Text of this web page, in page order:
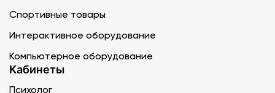
Спортивные товары
Интерактивное оборудование
Компьютерное оборудование
Кабинеты
Психолог